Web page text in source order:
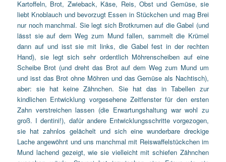
Kartoffeln, Brot, Zwieback, Käse, Reis, Obst und Gemüse, sie
liebt Knoblauch und bevorzugt Essen in Stückchen und mag Brei
nur noch manchmal. Sie legt sich Brotkrumen auf die Gabel (und
lässt sie auf dem Weg zum Mund fallen, sammelt die Krümel
dann auf und isst sie mit links, die Gabel fest in der rechten
Hand), sie legt sich sehr ordentlich Möhrenscheiben auf eine
Scheibe Brot (und dreht das Brot auf dem Weg zum Mund um
und isst das Brot ohne Möhren und das Gemüse als Nachtisch),
aber: sie hat keine Zähnchen. Sie hat das in Tabellen zur
kindlichen Entwicklung vorgesehene Zeitfenster für den ersten
Zahn verstreichen lassen (die Erwartungshaltung war wohl zu
groß. I dentini!), dafür andere Entwicklungsschritte vorgezogen,
sie hat zahnlos gelächelt und sich eine wunderbare dreckige
Lache angewöhnt und uns manchmal mit Reiswaffelstückchen im
Mund lachend gezeigt, wie sie vielleicht mit schiefen Zähnchen